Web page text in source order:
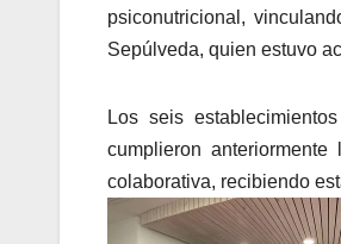
psiconutricional,
Sepúlveda, quien estuvo
Los seis
cumplieron
colaborativa, recibiendo